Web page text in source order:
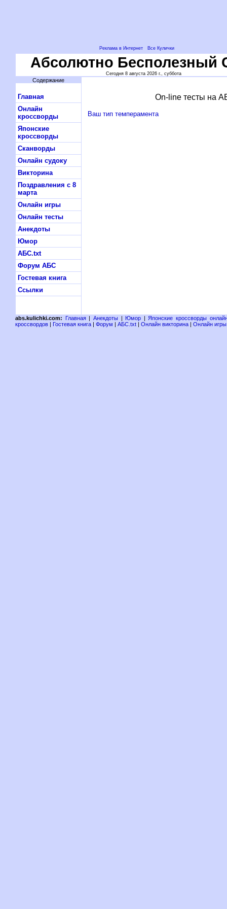
Реклама в Интернет Все Кулички
Абсолютно Бесполезный
Сегодня 8 августа 2026 г., суббота
Содержание
Главная
Онлайн
кроссворды
Японские
кроссворды
Сканворды
Онлайн судоку
Викторина
Поздравления с 8
марта
Онлайн игры
Онлайн тесты
Анекдоты
Юмор
АБС.txt
Форум АБС
Гостевая книга
Ссылки
On-line тесты на
Ваш тип темперамента
abs.kulichki.com: Главная| Анекдоты| Юмор | Японские кроссворды
кроссвордов | Гостевая книга | Форум | АБС.txt | Онлайн викторина | Онлайн игры